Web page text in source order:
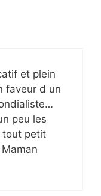
et plein
faveur d un
peu les
petit